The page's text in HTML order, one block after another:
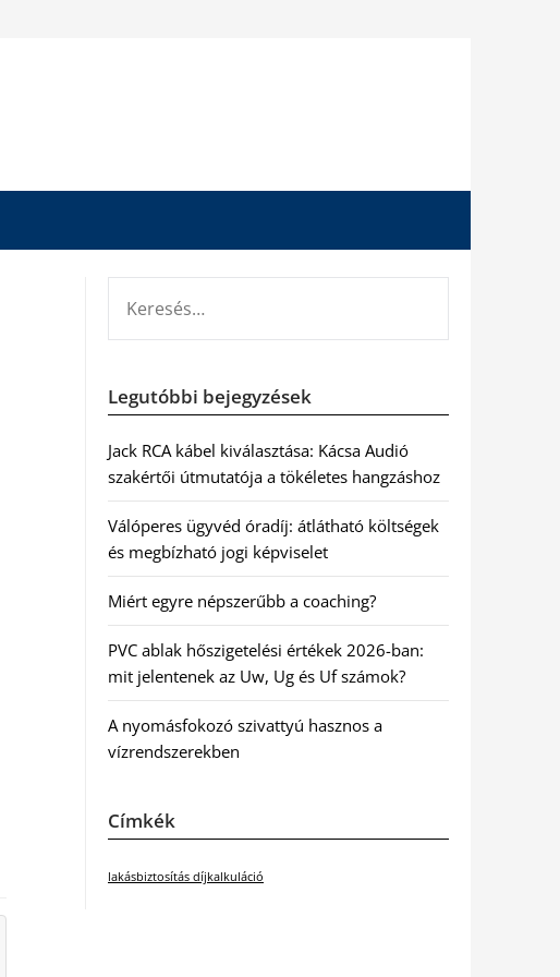
Legutóbbi bejegyzések
Jack RCA kábel kiválasztása: Kácsa Audió
szakértői útmutatója a tökéletes hangzáshoz
Válóperes ügyvéd óradíj: átlátható költségek
és megbízható jogi képviselet
Miért egyre népszerűbb a coaching?
PVC ablak hőszigetelési értékek 2026-ban:
mit jelentenek az Uw, Ug és Uf számok?
A nyomásfokozó szivattyú hasznos a
vízrendszerekben
Címkék
lakásbiztosítás díjkalkuláció